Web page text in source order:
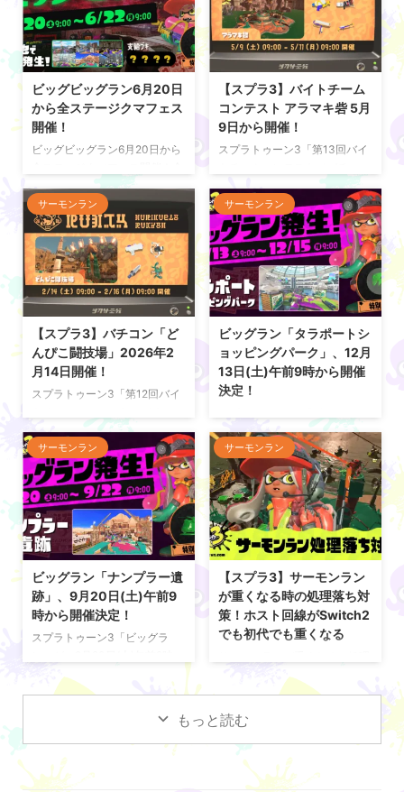
ビッグビッグラン6月20日
から全ステージクマフェス
開催！
ビッグビッグラン6月20日から
ステージ同時発生の特別なビッ
グビッグランの開催日程やイベ
ント内容について紹介してい
る。 ビッグビッグラン開催！
全ステージクマフェス開催！ ス
プラ3(スプラトゥーン3)では、
ビッグビッグランが2026年6月
20日(土)9:00～6月22日
(月)9:00に開催される。過去の
ビッグラン全ステージで同時発
生し、支給ブキはクマブキラン
る。 ボーダー 賞 ボーダー 置物
金賞 135以上 金のオキモノ 銀
賞 110以上 銀のオキモノ ...
【スプラ3】バイトチーム
コンテスト アラマキ砦 5月
9日から開催！
スプラトゥーン3「第13回バイ
ン） アラマキ砦」の開催期間、
攻略ガイドについて掲載してい
る。 バイトチームコンテスト
第13回バイトチームコンテスト
開催決定！ バイトチームコンテ
スト（バチコン）が、2026年5
月9日(土)午前9時より「アラマ
キ砦」にて開催される。金イク
ラ数のハイスコアを競うクマサ
ン商会の社内行事となってい
る。 クマサン商会の社内行事
「バイトチームコンテスト」の
「5/9(土)午前9時～5/11(月)午
前9時」。 ステージは「アラマ
キ砦」 ...
サーモンラン
【スプラ3】バチコン「ど
んぴこ闘技場」2026年2
月14日開催！
スプラトゥーン3「第12回バイ
ン） どんぴこ闘技場」の開催期
間、攻略ガイドについて掲載し
ている。 バイトチームコンテス
ト 第12回バイトチームコンテ
スト開催決定！ バイトチームコ
ンテスト（バチコン）が、
2026年2月14日(土)午前9時よ
り「どんぴこ闘技場」にて開催
される。金イクラ数のハイスコ
アを競うクマサン商会の社内行
事となっている。 クマサン商会
テスト」の開催が告知された
ぞ。 期間は「2/14(土)午前9時
～2/16(月)午前9時」。 ステー
ジは「 ...
サーモンラン
ビッグラン「タラポートシ
ョッピングパーク」、12月
13日(土)午前9時から開催
決定！
ン」が、12月13日(土)午前9時
～12月15日(月)午前9時までの
期間中、ステージ「タラポート
ショッピングパーク」で開催さ
れる。今回で第13回目の開催と
なる。 ビッグラン「タラポート
ショッピングパーク」開催決
定！ 開催日程 12月13日(土)午
前9時～12月15日(月)午前9時 開
催場所 タラポートショッピング
パーク ビッグランはいつから？
ビッグランが、12月13日(土)午
での期間中、ステージ「タラポ
ートショッピングパーク」で開
サーモンラン
ビッグラン「ナンプラー遺
跡」、9月20日(土)午前9
時から開催決定！
スプラトゥーン3「ビッグラ
9月22日(月)午前9時までの期間
中、ステージ「ナンプラー遺
回目の開催となる。 ビッグラン
「ナンプラー遺跡」、9月20日
(土)午前9時から開催決定！ 開
催日程 9月20日(土)午前9時～9
サーモンラン
【スプラ3】サーモンラン
が重くなる時の処理落ち対
策！ホスト回線がSwitch2
でも初代でも重くなる
落ちする原因・対策を徹底解
説。Switch 初期モデル・
Switch 2 共通のラグ・不具
合、処理落ち対策を詳しく紹介
している。 サーモンランが重く
なる時の処理落ち対策 サーモン
ランが重くなる 最新アップデー
もっと読む